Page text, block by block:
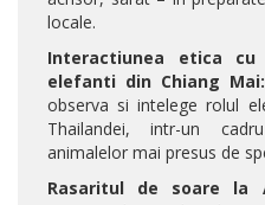
locale.
Interactiunea etica
elefanti din Chiang Mai:
observa si intelege rolul
Thailandei, intr-un
animalelor mai presus de
Rasaritul de soare la